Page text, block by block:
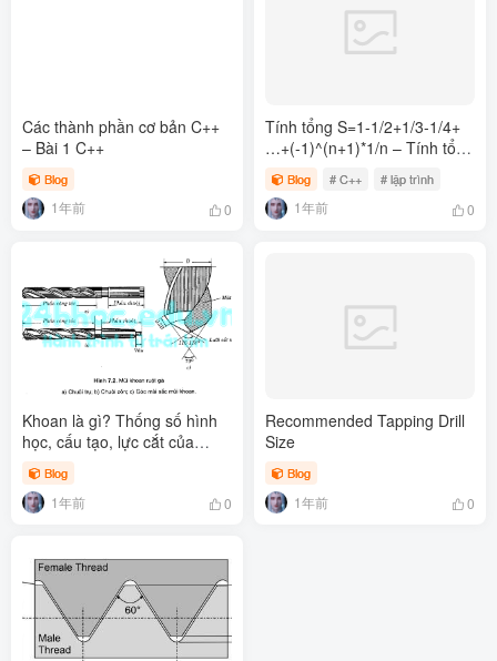
Các thành phần cơ bản C++
– Bài 1 C++
Blog
1年前 0
Tính tổng S=1-1/2+1/3-1/4+
…+(-1)^(n+1)*1/n – Tính tổng
S trong C++
Blog # C++ # lập trình
1年前 0
Khoan là gì? Thống số hình
học, cấu tạo, lực cắt của
khoan
Blog
1年前 0
Recommended Tapping Drill
Size
Blog
1年前 0